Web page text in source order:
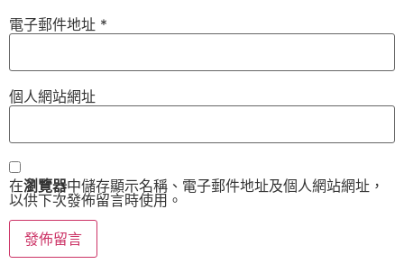
電子郵件地址 *
個人網站網址
在瀏覽器中儲存顯示名稱、電子郵件地址及個人網站網址，
以供下次發佈留言時使用。